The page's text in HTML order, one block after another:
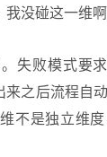
我没碰这一维
失败模式要
之后流程自
不是独立维